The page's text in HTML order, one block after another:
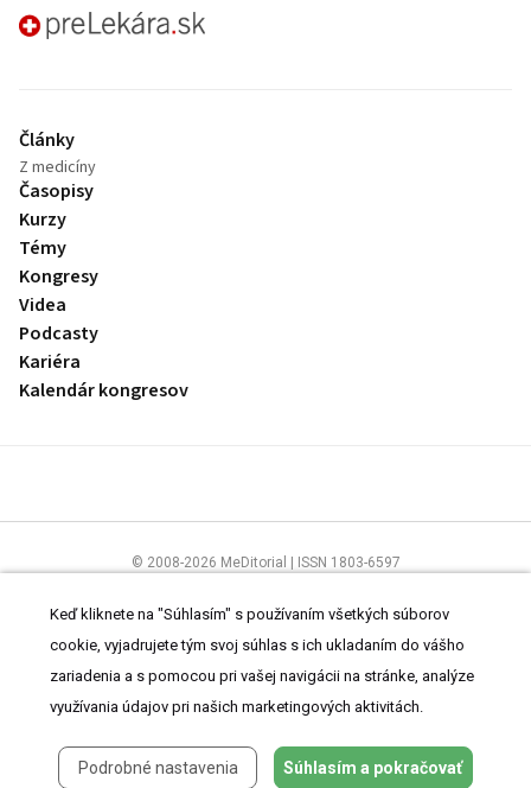
preLekára.sk
Články
Z medicíny
Časopisy
Kurzy
Témy
Kongresy
Videa
Podcasty
Kariéra
Kalendár kongresov
© 2008-2026 MeDitorial | ISSN 1803-6597
ČítajteprehlásenieaZásady spracovania osobných údajov
Keď kliknete na "Súhlasím" s používaním všetkých súborov
cookie, vyjadrujete tým svoj súhlas s ich ukladaním do vášho
zariadenia a s pomocou pri vašej navigácii na stránke, analýze
využívania údajov pri našich marketingových aktivitách.
Podrobné nastavenia Súhlasím a pokračovať